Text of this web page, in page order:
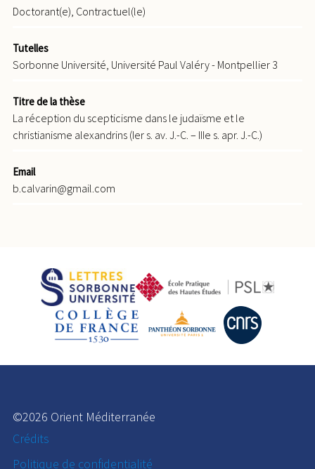
Doctorant(e), Contractuel(le)
Tutelles
Sorbonne Université, Université Paul Valéry - Montpellier 3
Titre de la thèse
La réception du scepticisme dans le judaïsme et le
christianisme alexandrins (Ier s. av. J.-C. – IIIe s. apr. J.-C.)
Email
b.calvarin@gmail.com
©2026 Orient Méditerranée
Crédits
Politique de confidentialité